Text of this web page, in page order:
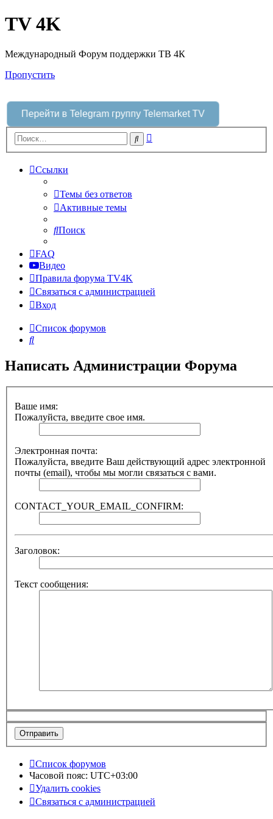
TV 4K
Международный Форум поддержки ТВ 4К
Пропустить
Перейти в Telegram группу Telemarket TV
Поиск
Ссылки
Темы без ответов
Активные темы
Поиск
FAQ
Видео
Правила форума TV4K
Связаться с администрацией
Вход
Список форумов
Поиск
Написать Администрации Форума
Ваше имя:
Пожалуйста, введите свое имя.
Электронная почта:
Пожалуйста, введите Ваш действующий адрес электронной
почты (email), чтобы мы могли связаться с вами.
CONTACT_YOUR_EMAIL_CONFIRM:
Заголовок:
Текст сообщения:
Список форумов
Часовой пояс: UTC+03:00
Удалить cookies
Связаться с администрацией